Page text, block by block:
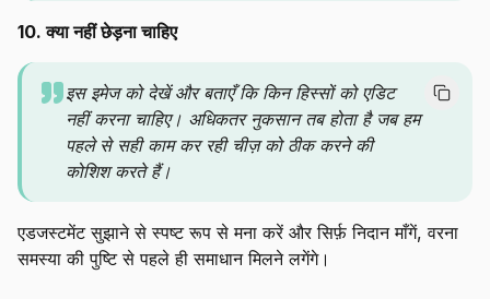
10. क्या नहीं छेड़ना चाहिए
इस इमेज को देखें और बताएँ कि किन हिस्सों को एडिट
नहीं करना चाहिए। अधिकतर नुकसान तब होता है जब हम
पहले से सही काम कर रही चीज़ को ठीक करने की
कोशिश करते हैं।
एडजस्टमेंट सुझाने से स्पष्ट रूप से मना करें और सिर्फ़ निदान माँगें, वरना
समस्या की पुष्टि से पहले ही समाधान मिलने लगेंगे।